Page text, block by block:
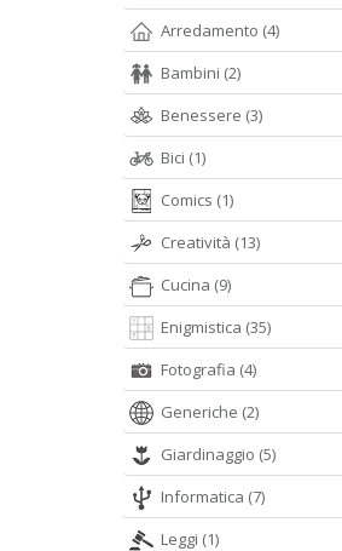
Arredamento (4)
Bambini (2)
Benessere (3)
Bici (1)
Comics (1)
Creatività (13)
Cucina (9)
Enigmistica (35)
Fotografia (4)
Generiche (2)
Giardinaggio (5)
Informatica (7)
Leggi (1)